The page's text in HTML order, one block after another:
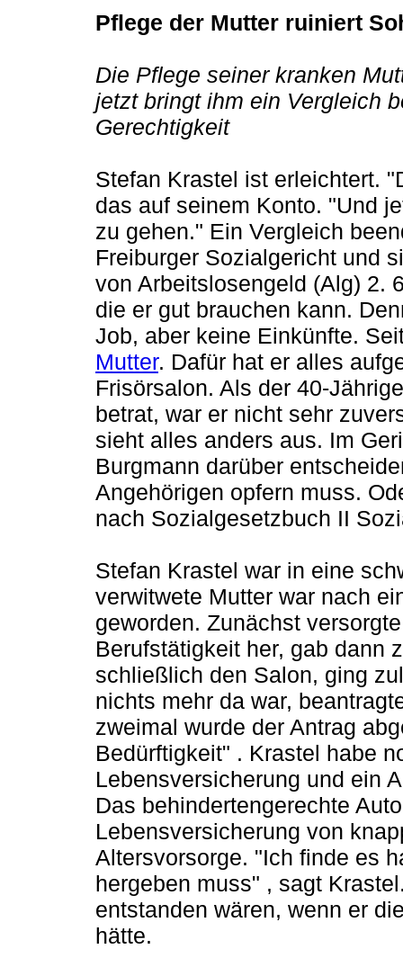
Pflege der Mutter ruiniert
Die Pflege seiner kranken
jetzt bringt ihm ein Vergleich
Gerechtigkeit
Stefan Krastel ist erleichtert.
das auf seinem Konto. "Und
zu gehen." Ein Vergleich
Freiburger Sozialgericht und
von Arbeitslosengeld (Alg) 2.
die er gut brauchen kann.
Job, aber keine Einkünfte.
Mutter. Dafür hat er alles
Frisörsalon. Als der 40-
betrat, war er nicht sehr
sieht alles anders aus. Im
Burgmann darüber
Angehörigen opfern muss.
nach Sozialgesetzbuch II
Stefan Krastel war in eine
verwitwete Mutter war nach
geworden. Zunächst
Berufstätigkeit her, gab dann
schließlich den Salon, ging
nichts mehr da war,
zweimal wurde der Antrag
Bedürftigkeit" . Krastel habe
Lebensversicherung und ein
Das behindertengerechte
Lebensversicherung von
Altersvorsorge. "Ich finde es
hergeben muss" , sagt
entstanden wären, wenn er
hätte.